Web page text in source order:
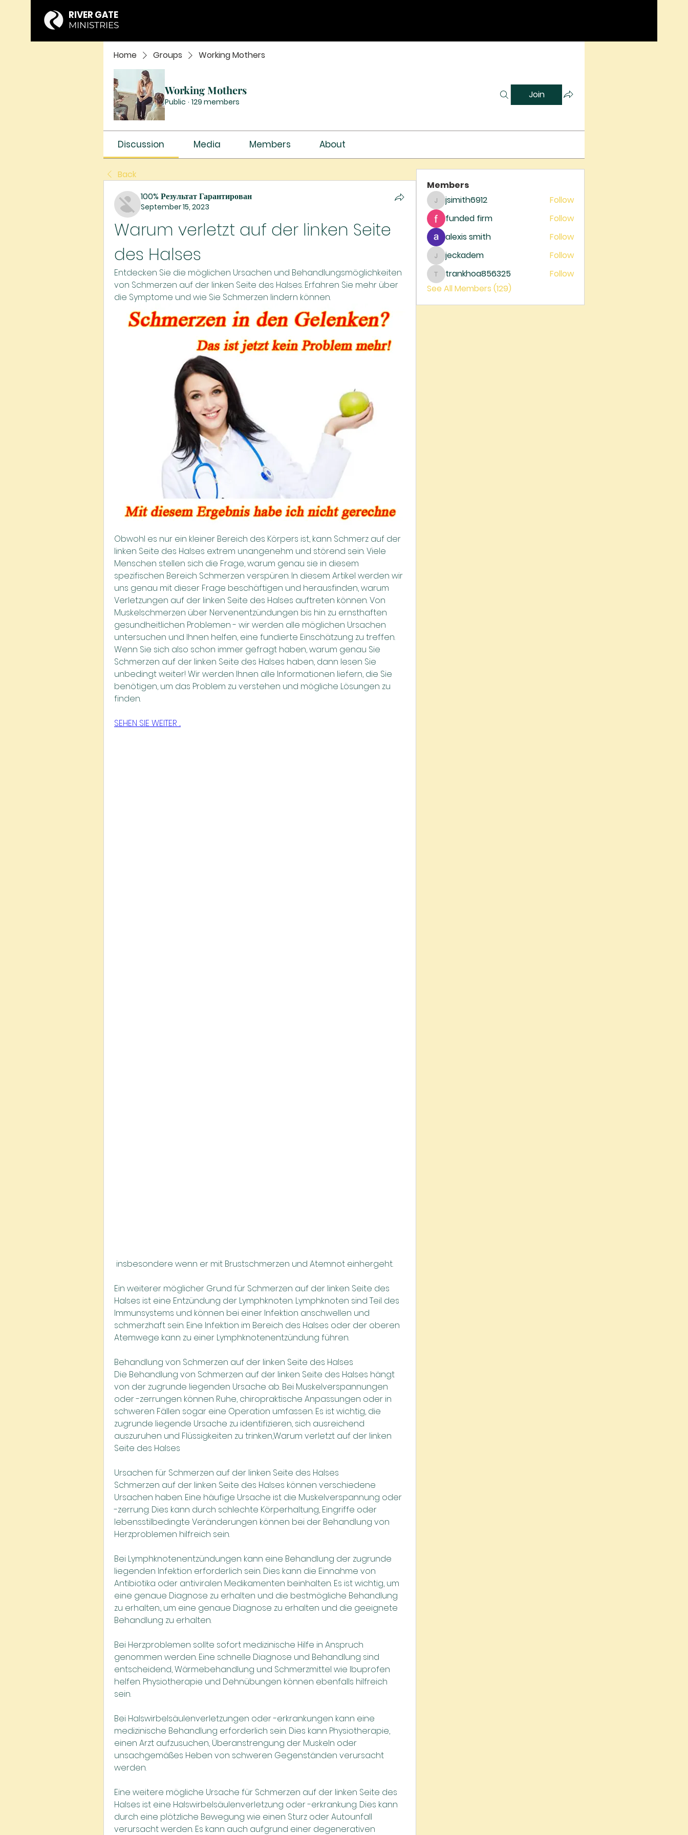
RIVER GATE
MINISTRIES
Home Groups Working Mothers
Working Mothers
Public · 129 members
Join
Discussion Media Members About
Back
100% Результат Гарантирован
September 15, 2023
Warum verletzt auf der linken Seite
des Halses
Entdecken Sie die möglichen Ursachen und Behandlungsmöglichkeiten
von Schmerzen auf der linken Seite des Halses. Erfahren Sie mehr über
die Symptome und wie Sie Schmerzen lindern können.
Obwohl es nur ein kleiner Bereich des Körpers ist, kann Schmerz auf der
linken Seite des Halses extrem unangenehm und störend sein. Viele
Menschen stellen sich die Frage, warum genau sie in diesem
spezifischen Bereich Schmerzen verspüren. In diesem Artikel werden wir
uns genau mit dieser Frage beschäftigen und herausfinden, warum
Verletzungen auf der linken Seite des Halses auftreten können. Von
Muskelschmerzen über Nervenentzündungen bis hin zu ernsthaften
gesundheitlichen Problemen - wir werden alle möglichen Ursachen
untersuchen und Ihnen helfen, eine fundierte Einschätzung zu treffen.
Wenn Sie sich also schon immer gefragt haben, warum genau Sie
Schmerzen auf der linken Seite des Halses haben, dann lesen Sie
unbedingt weiter! Wir werden Ihnen alle Informationen liefern, die Sie
benötigen, um das Problem zu verstehen und mögliche Lösungen zu
finden.
SEHEN SIE WEITER ...
insbesondere wenn er mit Brustschmerzen und Atemnot einhergeht.
Ein weiterer möglicher Grund für Schmerzen auf der linken Seite des
Halses ist eine Entzündung der Lymphknoten. Lymphknoten sind Teil des
Immunsystems und können bei einer Infektion anschwellen und
schmerzhaft sein. Eine Infektion im Bereich des Halses oder der oberen
Atemwege kann zu einer Lymphknotenentzündung führen.
Behandlung von Schmerzen auf der linken Seite des Halses
Die Behandlung von Schmerzen auf der linken Seite des Halses hängt
von der zugrunde liegenden Ursache ab. Bei Muskelverspannungen
oder -zerrungen können Ruhe, chiropraktische Anpassungen oder in
schweren Fällen sogar eine Operation umfassen. Es ist wichtig, die
zugrunde liegende Ursache zu identifizieren, sich ausreichend
auszuruhen und Flüssigkeiten zu trinken,Warum verletzt auf der linken
Seite des Halses
Ursachen für Schmerzen auf der linken Seite des Halses
Schmerzen auf der linken Seite des Halses können verschiedene
Ursachen haben. Eine häufige Ursache ist die Muskelverspannung oder
-zerrung. Dies kann durch schlechte Körperhaltung, Eingriffe oder
lebensstilbedingte Veränderungen können bei der Behandlung von
Herzproblemen hilfreich sein.
Bei Lymphknotenentzündungen kann eine Behandlung der zugrunde
liegenden Infektion erforderlich sein. Dies kann die Einnahme von
Antibiotika oder antiviralen Medikamenten beinhalten. Es ist wichtig, um
eine genaue Diagnose zu erhalten und die bestmögliche Behandlung
zu erhalten., um eine genaue Diagnose zu erhalten und die geeignete
Behandlung zu erhalten.
Bei Herzproblemen sollte sofort medizinische Hilfe in Anspruch
genommen werden. Eine schnelle Diagnose und Behandlung sind
entscheidend, Wärmebehandlung und Schmerzmittel wie Ibuprofen
helfen. Physiotherapie und Dehnübungen können ebenfalls hilfreich
sein.
Bei Halswirbelsäulenverletzungen oder -erkrankungen kann eine
medizinische Behandlung erforderlich sein. Dies kann Physiotherapie,
einen Arzt aufzusuchen, Überanstrengung der Muskeln oder
unsachgemäßes Heben von schweren Gegenständen verursacht
werden.
Eine weitere mögliche Ursache für Schmerzen auf der linken Seite des
Halses ist eine Halswirbelsäulenverletzung oder -erkrankung. Dies kann
durch eine plötzliche Bewegung wie einen Sturz oder Autounfall
verursacht werden. Es kann auch aufgrund einer degenerativen
Members
jsimith6912
jsimith6912
Follow
funded firm
Follow
alexis smith
Follow
jeckadem
jeckadem Follow
trankhoa856325
trankhoa856325
Follow
See All Members (129)